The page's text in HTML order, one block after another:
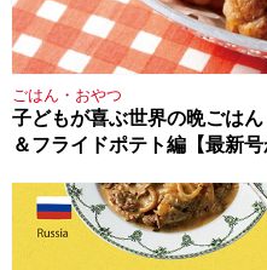
ごはん・おやつ
子どもが喜ぶ世界の晩ごは
＆フライドポテト編【最新号